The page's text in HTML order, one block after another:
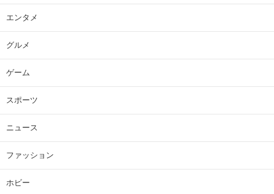
エンタメ
グルメ
ゲーム
スポーツ
ニュース
ファッション
ホビー